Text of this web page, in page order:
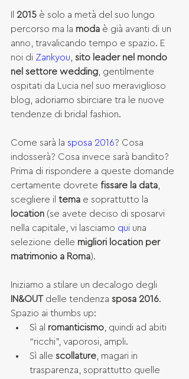
2015 è solo a metà del suo lungo
percorso ma la moda è già avanti di un
anno, travalicando tempo e spazio. E
noi di Zankyou sito leader nel mondo
nel settore wedding , gentilmente
ospitati da Lucia nel suo meraviglioso
blog, adoriamo sbirciare tra le nuove
tendenze di bridal fashion.
Come sarà la sposa 2016? Cosa
indosserà? Cosa invece sarà bandito?
Prima di rispondere a queste domande
certamente dovrete fissare la data
scegliere il tema e soprattutto la
location (se avete deciso di sposarvi
nella capitale, vi lasciamo qui una
selezione delle migliori location per
matrimonio a Roma).
Iniziamo a stilare un decalogo degli
IN&OUT delle tendenza sposa 2016.
Spazio ai thumbs up:
Sì al romanticismo , quindi ad abiti
“ricchi”, vaporosi, ampli.
Sì alle scollature , magari in
trasparenza, soprattutto quelle